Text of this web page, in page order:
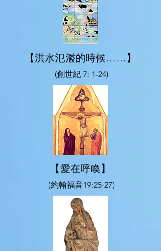
【洪水氾濫的時候……】
(創世紀 7: 1-24)
【愛在呼喚】
(約翰福音19:25-27)